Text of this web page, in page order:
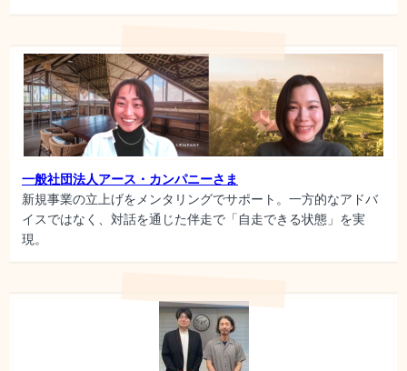
一般社団法人アース・カンパニーさま
新規事業の立上げをメンタリングでサポート。一方的なアドバ
イスではなく、対話を通じた伴走で「自走できる状態」を実
現。